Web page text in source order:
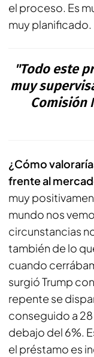
el proceso. Es
muy planificado.
"Todo este
muy
Comisión
¿Cómo
frente al
muy
mundo nos
circunstancias
también de lo
cuando
surgió Trump
repente se
conseguido a
debajo del 6%.
el préstamo es